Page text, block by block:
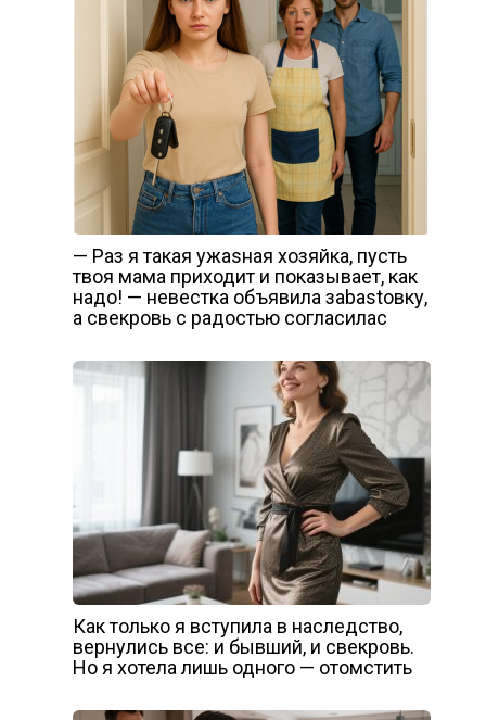
— Раз я такая ужаsная хозяйка, пусть
твоя мама приходит и показывает, как
надо! — невестка объявила заbаstовку,
а свекровь с радостью согласилас
Как только я вступила в наследство,
вернулись все: и бывший, и свекровь.
Но я хотела лишь одного — отомстить